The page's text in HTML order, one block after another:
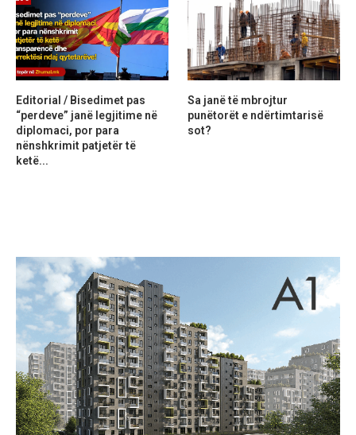
Editorial / Bisedimet pas
“perdeve” janë legjitime në
diplomaci, por para
nënshkrimit patjetër të
ketë...
Sa janë të mbrojtur
punëtorët e ndërtimtarisë
sot?